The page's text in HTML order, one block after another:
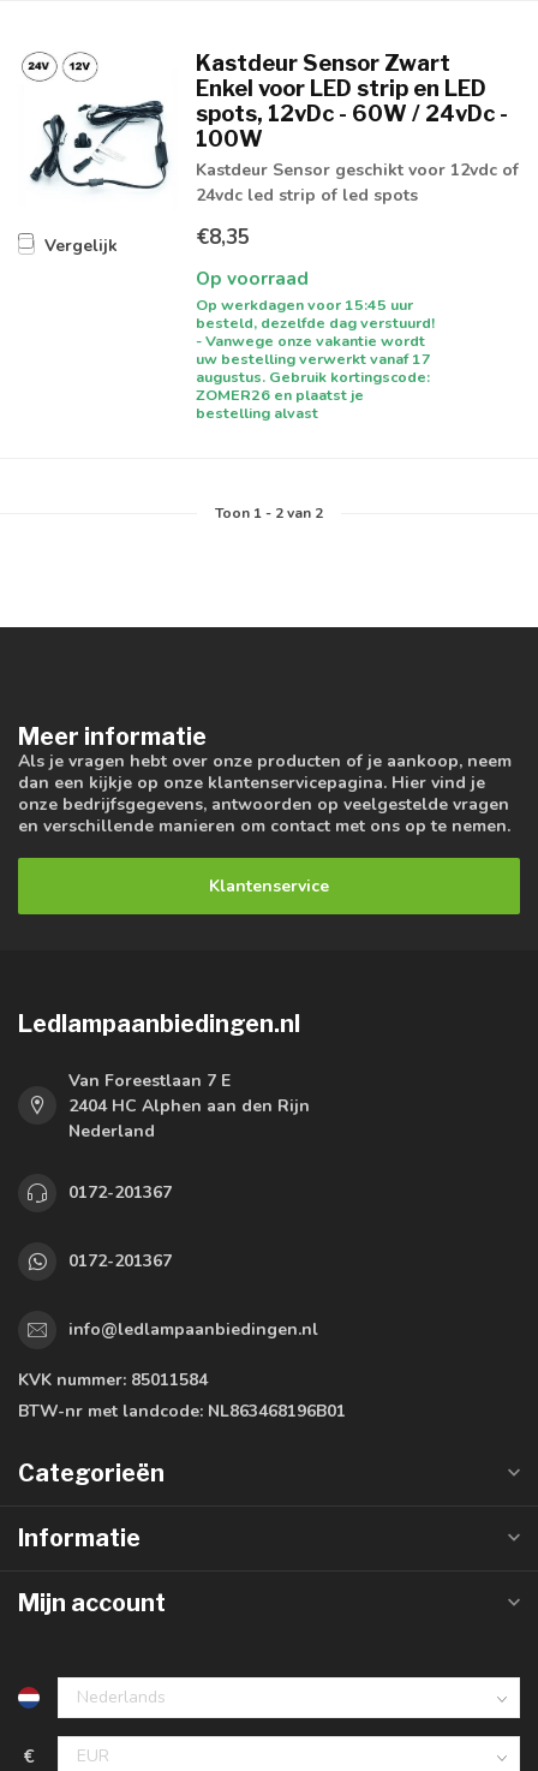
Vergelijk
Kastdeur Sensor Zwart
Enkel voor LED strip en LED
spots, 12vDc - 60W / 24vDc -
100W
Kastdeur Sensor geschikt voor 12vdc of
24vdc led strip of led spots
€8,35
Op voorraad
Op werkdagen voor 15:45 uur
besteld, dezelfde dag verstuurd!
- Vanwege onze vakantie wordt
uw bestelling verwerkt vanaf 17
augustus. Gebruik kortingscode:
ZOMER26 en plaatst je
bestelling alvast
Toon 1- 2van 2
Meer informatie
Als je vragen hebt over onze producten of je aankoop, neem
dan een kijkje op onze klantenservicepagina. Hier vind je
onze bedrijfsgegevens, antwoorden op veelgestelde vragen
en verschillende manieren om contact met ons op te nemen.
Klantenservice
Ledlampaanbiedingen.nl
Van Foreestlaan 7 E
2404 HC Alphen aan den Rijn
Nederland
0172-201367
0172-201367
info@ledlampaanbiedingen.nl
KVK nummer: 85011584
BTW-nr met landcode: NL863468196B01
Categorieën
Informatie
Mijn account
€